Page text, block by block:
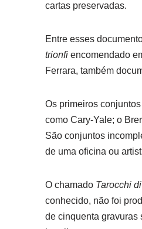
cartas preservadas.
Entre esses
trionfiencomendado
Ferrara, também
Os primeiros
como Cary-Yale; o
São conjuntos
de uma oficina ou
O chamado Tarocchi
conhecido, não foi
de cinquenta gravuras